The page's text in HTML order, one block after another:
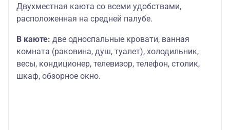
Двухместная каюта со всеми удобствами,
расположенная на средней палубе.
В каюте: две односпальные кровати, ванная
комната (раковина, душ, туалет), холодильник,
весы, кондиционер, телевизор, телефон, столик,
шкаф, обзорное окно.